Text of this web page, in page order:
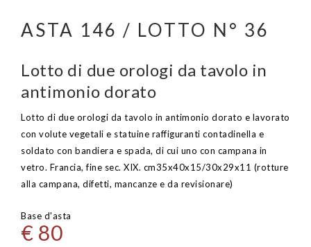
ASTA 146 / LOTTO N° 36
Lotto di due orologi da tavolo in
antimonio dorato
Lotto di due orologi da tavolo in antimonio dorato e lavorato
con volute vegetali e statuine raffiguranti contadinella e
soldato con bandiera e spada, di cui uno con campana in
vetro. Francia, fine sec. XIX. cm35x40x15/30x29x11 (rotture
alla campana, difetti, mancanze e da revisionare)
Base d'asta
€ 80